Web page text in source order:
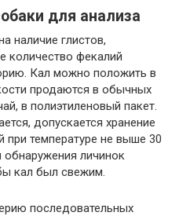
для анализа
наличие глистов,
количество фекалий
Кал можно положить в
продаются в обычных
в полиэтиленовый пакет.
допускается хранение
при температуре не выше 30
обнаружения личинок
кал был свежим.
последовательных